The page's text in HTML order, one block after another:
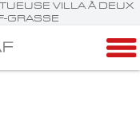
VILLA À DEUX
GRASSE